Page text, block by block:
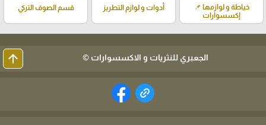
خياطة و لوازمها 📌
إكسسوارات
أدوات و لوازم التطريز قسم الصوف التركي
الجعبري للنثريات و الاكسسوارات © arrow_upward